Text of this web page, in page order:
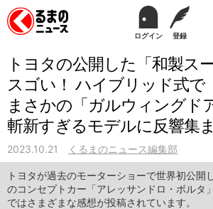
ログイン 登録
トヨタの公開した「和製ス
スゴい！ ハイブリッド式で
まさかの「ガルウィングド
斬新すぎるモデルに反響集
2023.10.21 くるまのニュース編集部
トヨタが過去のモーターショーで世界初公開
のコンセプトカー「アレッサンドロ・ボルタ
ではさまざまな感想が投稿されています。